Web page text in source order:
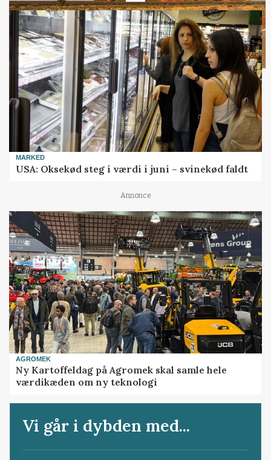
MARKED
USA: Oksekød steg i værdi i juni – svinekød faldt
Annonce
AGROMEK
Ny Kartoffeldag på Agromek skal samle hele
værdikæden om ny teknologi
Vi går i dybden med...